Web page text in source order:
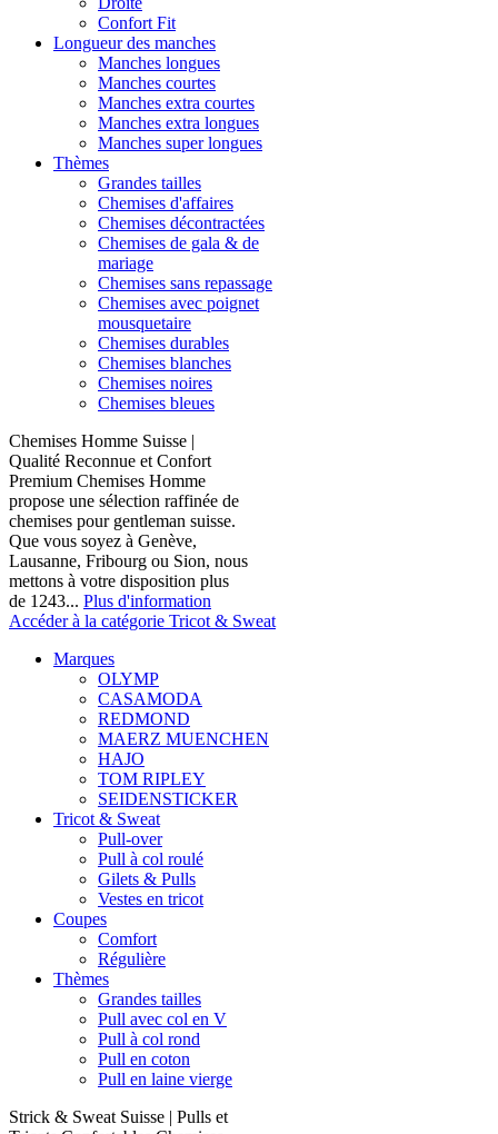
Confort Fit
Longueur des manches
Manches longues
Manches courtes
Manches extra courtes
Manches extra longues
Manches super longues
Thèmes
Grandes tailles
Chemises d'affaires
Chemises décontractées
Chemises de gala & de
mariage
Chemises sans repassage
Chemises avec poignet
mousquetaire
Chemises durables
Chemises blanches
Chemises noires
Chemises bleues
Chemises Homme Suisse |
Qualité Reconnue et Confort
Premium Chemises Homme
propose une sélection raffinée de
chemises pour gentleman suisse.
Que vous soyez à Genève,
Lausanne, Fribourg ou Sion, nous
mettons à votre disposition plus
de 1243... Plus d'information
Accéder à la catégorie Tricot & Sweat
Marques
OLYMP
CASAMODA
REDMOND
MAERZ MUENCHEN
HAJO
TOM RIPLEY
SEIDENSTICKER
Tricot & Sweat
Pull-over
Pull à col roulé
Gilets & Pulls
Vestes en tricot
Coupes
Comfort
Régulière
Thèmes
Grandes tailles
Pull avec col en V
Pull à col rond
Pull en coton
Pull en laine vierge
Strick & Sweat Suisse | Pulls et